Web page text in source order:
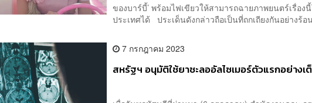
ของบาร์บี้’ พร้อมไฟเขียวให้สามารถฉายภาพยนตร์เรื่อง
ประเทศได้ ประเด็นดังกล่าวถือเป็นที่ถกเถียงกันอย่างร้อ
7 กรกฎาคม 2023
สหรัฐฯ อนุมัติใช้ยาชะลออัลไซเมอร์ตัวแรกอย่าง